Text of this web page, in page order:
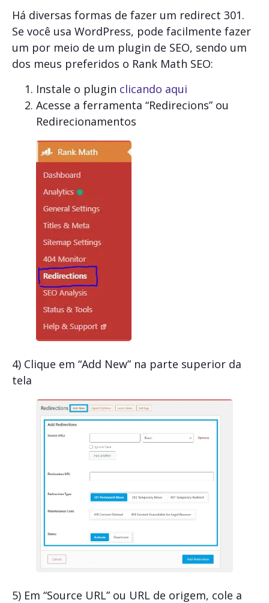
Há diversas formas de fazer um redirect 301.
Se você usa WordPress, pode facilmente fazer
um por meio de um plugin de SEO, sendo um
dos meus preferidos o Rank Math SEO:
Instale o plugin clicando aqui
Acesse a ferramenta “Redirecions” ou
Redirecionamentos
4) Clique em “Add New” na parte superior da
tela
5) Em “Source URL” ou URL de origem, cole a